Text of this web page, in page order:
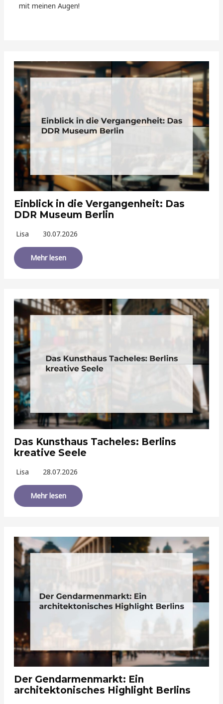
mit meinen Augen!
Einblick in die Vergangenheit: Das
DDR Museum Berlin
Lisa 30.07.2026
Mehr lesen
Das Kunsthaus Tacheles: Berlins
kreative Seele
Lisa 28.07.2026
Mehr lesen
Der Gendarmenmarkt: Ein
architektonisches Highlight Berlins